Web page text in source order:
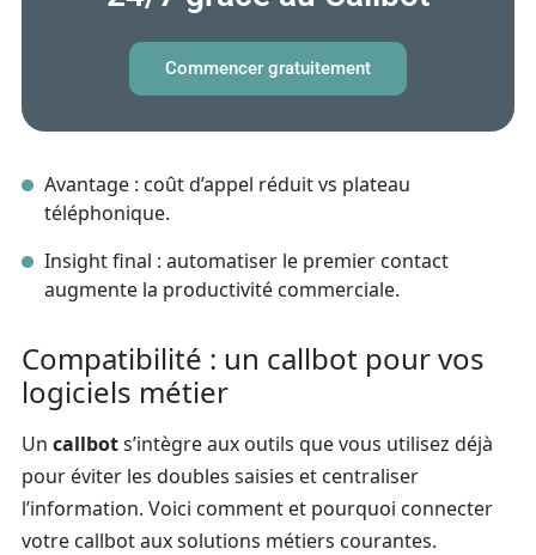
Commencer gratuitement
Avantage : coût d’appel réduit vs plateau
téléphonique.
Insight final : automatiser le premier contact
augmente la productivité commerciale.
Compatibilité : un callbot pour vos
logiciels métier
Un callbots’intègre aux outils que vous utilisez déjà
pour éviter les doubles saisies et centraliser
l’information. Voici comment et pourquoi connecter
votre callbot aux solutions métiers courantes.